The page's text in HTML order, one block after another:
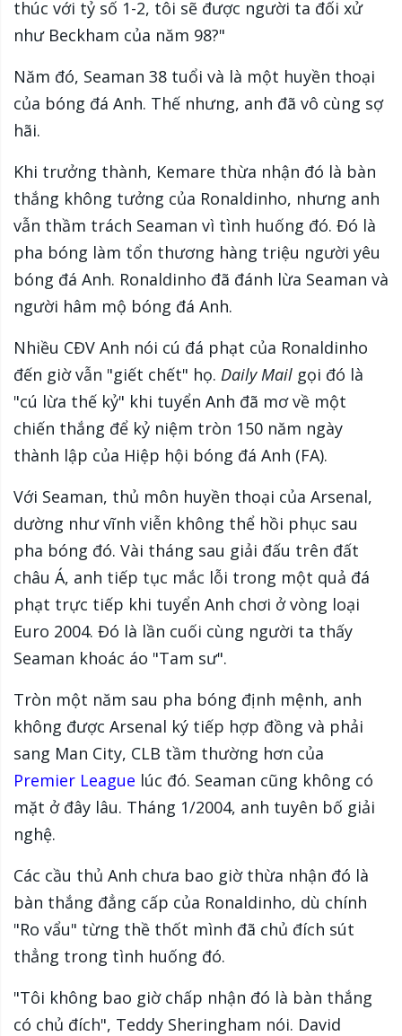
thúc với tỷ số 1-2, tôi sẽ được người ta đối xử
như Beckham của năm 98?"
Năm đó, Seaman 38 tuổi và là một huyền thoại
của bóng đá Anh. Thế nhưng, anh đã vô cùng sợ
hãi.
Khi trưởng thành, Kemare thừa nhận đó là bàn
thắng không tưởng của Ronaldinho, nhưng anh
vẫn thầm trách Seaman vì tình huống đó. Đó là
pha bóng làm tổn thương hàng triệu người yêu
bóng đá Anh. Ronaldinho đã đánh lừa Seaman và
người hâm mộ bóng đá Anh.
Nhiều CĐV Anh nói cú đá phạt của Ronaldinho
đến giờ vẫn "giết chết" họ. Daily Mail gọi đó là
"cú lừa thế kỷ" khi tuyển Anh đã mơ về một
chiến thắng để kỷ niệm tròn 150 năm ngày
thành lập của Hiệp hội bóng đá Anh (FA).
Với Seaman, thủ môn huyền thoại của Arsenal,
dường như vĩnh viễn không thể hồi phục sau
pha bóng đó. Vài tháng sau giải đấu trên đất
châu Á, anh tiếp tục mắc lỗi trong một quả đá
phạt trực tiếp khi tuyển Anh chơi ở vòng loại
Euro 2004. Đó là lần cuối cùng người ta thấy
Seaman khoác áo "Tam sư".
Tròn một năm sau pha bóng định mệnh, anh
không được Arsenal ký tiếp hợp đồng và phải
sang Man City, CLB tầm thường hơn của
Premier League lúc đó. Seaman cũng không có
mặt ở đây lâu. Tháng 1/2004, anh tuyên bố giải
nghệ.
Các cầu thủ Anh chưa bao giờ thừa nhận đó là
bàn thắng đẳng cấp của Ronaldinho, dù chính
"Ro vẩu" từng thề thốt mình đã chủ đích sút
thẳng trong tình huống đó.
"Tôi không bao giờ chấp nhận đó là bàn thắng
có chủ đích", Teddy Sheringham nói. David